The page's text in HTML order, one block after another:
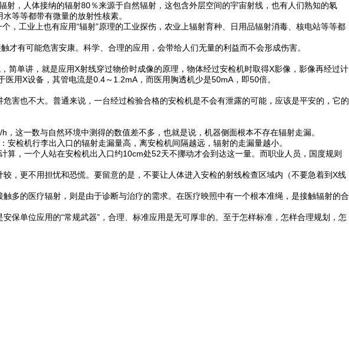
射，人体接纳的辐射80％来源于自然辐射，这包含外层空间的宇宙射线，也有人们熟知的氡
等等都带有微量的放射性核素。
，工业上也有应用“辐射”原理的工业探伤，农业上辐射育种、日用品辐射消毒、核电站等等都
有可能危害安康。科学、合理的应用，会带给人们无量的利益而不会形成伤害。
单讲，就是应用X射线穿过物价时成像的原理，物体经过安检机时取得X影像，影像再经过计
用X设备，其管电流是0.4～1.2mA，而医用胸透机少是50mA，即50倍。
害也不大。普通来说，一台经过检验合格的安检机是不会有泄露的可能，应该是平安的，它的
这一数与自然环境中测得的数值差不多，也就是说，机器侧面根本不存在辐射走漏。
检机行李出入口的辐射走漏量高，离安检机间隔越远，辐射的走漏量越小。
，一个人站在安检机出入口约10cm处52天不挪动才会到达这一量。而职业人员，国度规则
，更不用担忧和恐慌。要留意的是，不要让人体进入安检的射线检查区域内（不要急着到X线
多的医疗辐射，则是由于诊断与治疗的需求。在医疗映照中有一个根本准绳，是接触辐射的合
保单位应用的“常规武器”，合理、标准应用是无可厚非的。至于怎样标准，怎样合理规划，怎